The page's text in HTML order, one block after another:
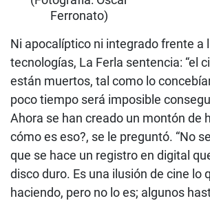
Ferronato)
Ni apocalíptico ni integrado frente a
tecnologías, La Ferla sentencia: “el
están muertos, tal como lo
poco tiempo será imposible
Ahora se han creado un montón de
cómo es eso?, se le preguntó. “No
que se hace un registro en digital
disco duro. Es una ilusión de cine lo
haciendo, pero no lo es; algunos